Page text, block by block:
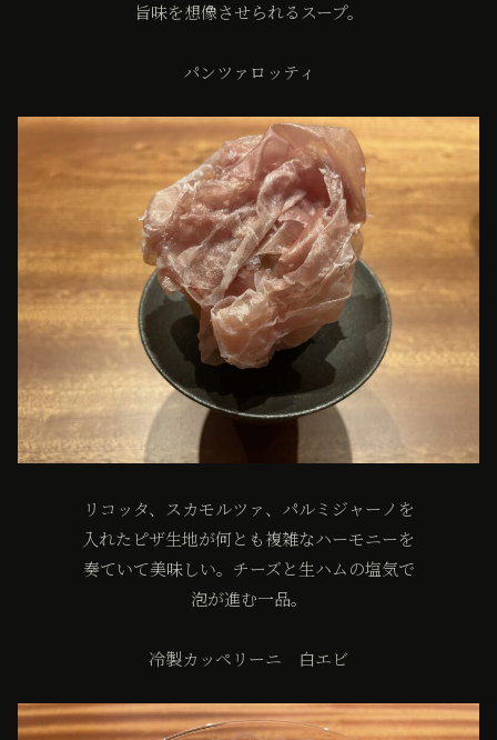
旨味を想像させられるスープ。
パンツァロッティ
リコッタ、スカモルツァ、パルミジャーノを
入れたピザ生地が何とも複雑なハーモニーを
奏ていて美味しい。チーズと生ハムの塩気で
泡が進む一品。
冷製カッペリーニ 白エビ